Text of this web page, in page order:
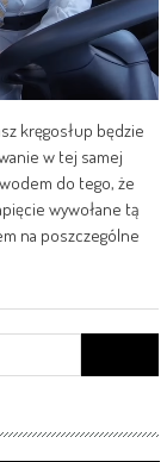
kręgosłup będzie
w tej samej
do tego, że
wywołane tą
na poszczególne
for: